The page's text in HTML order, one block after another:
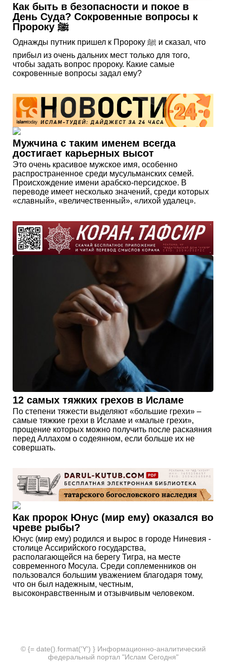
Как быть в безопасности и покое в
День Суда? Сокровенные вопросы к
Пророку ﷺ
Однажды путник пришел к Пророку ﷺ и сказал, что
прибыл из очень дальних мест только для того,
чтобы задать вопрос пророку. Какие самые
сокровенные вопросы задал ему?
Мужчина с таким именем всегда
достигает карьерных высот
Это очень красивое мужское имя, особенно
распространенное среди мусульманских семей.
Происхождение имени арабско-персидское. В
переводе имеет несколько значений, среди которых
«славный», «величественный», «лихой удалец».
12 самых тяжких грехов в Исламе
По степени тяжести выделяют «большие грехи» –
самые тяжкие грехи в Исламе и «малые грехи»,
прощение которых можно получить после раскаяния
перед Аллахом о содеянном, если больше их не
совершать.
Как пророк Юнус (мир ему) оказался во
чреве рыбы?
Юнус (мир ему) родился и вырос в городе Ниневия -
столице Ассирийского государства,
располагающейся на берегу Тигра, на месте
современного Мосула. Среди соплеменников он
пользовался большим уважением благодаря тому,
что он был надежным, честным,
высоконравственным и отзывчивым человеком.
© {= date().format('Y') } Информационно-аналитический
федеральный портал "Ислам Сегодня"